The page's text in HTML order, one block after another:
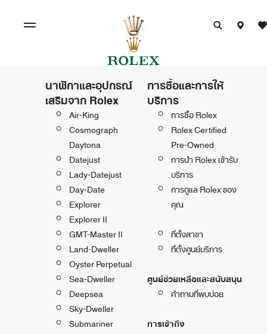
นาฬิกาและอุปกรณ์
เสริมจาก Rolex
Air-King
Cosmograph
Daytona
Datejust
Lady-Datejust
Day-Date
Explorer
Explorer II
GMT-Master II
Land-Dweller
Oyster Perpetual
Sea-Dweller
Deepsea
Sky-Dweller
Submariner
การซื้อและการให้
บริการ
การซื้อ Rolex
Rolex Certified
Pre-Owned
การนำ Rolex เข้ารับ
บริการ
การดูแล Rolex ของ
คุณ
ที่ตั้งสาขา
ที่ตั้งศูนย์บริการ
ศูนย์ช่วยเหลือและสนับสนุน
คำถามที่พบบ่อย
การเข้าถึง